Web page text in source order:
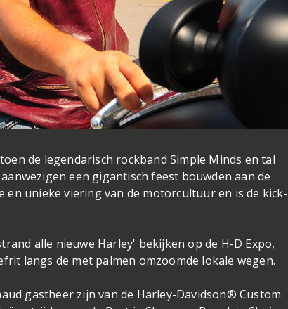
de legendarisch rockband Simple Minds en tal
een gigantisch feest bouwden aan de
en unieke viering van de motorcultuur en is de kick-
alle nieuwe Harley' bekijken op de H-D Expo,
langs de met palmen omzoomde lokale wegen.
gastheer zijn van de Harley-Davidson® Custom